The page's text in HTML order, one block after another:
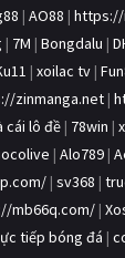
| AO88 |
| 7M | Bongdalu |
| xoilac tv |
zinmanga.net |
cái lô đề | 78win |
| Alo789 |
| sv368 |
mb66q.com/ |
tiếp bóng đá |